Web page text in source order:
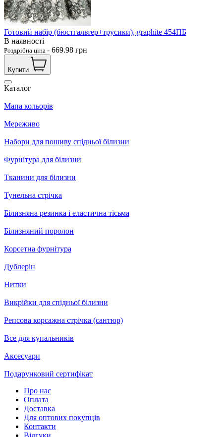
Готовий набір (бюстгальтер+трусики), graphite 454ПБ
В наявності
Роздрібна ціна - 669.98 грн
Купити
Каталог
Мапа кольорів
Мереживо
Набори для пошиву спідньої білизни
Фурнітура для білизни
Тканини для білизни
Тунельна стрічка
Білизняна резинка і еластична тісьма
Білизняний поролон
Корсетна фурнітура
Дублерін
Нитки
Викрійки для спідньої білизни
Репсова корсажна стрічка (сантюр)
Все для купальників
Аксесуари
Подарунковий сертифікат
Про нас
Оплата
Доставка
Для оптових покупців
Контакти